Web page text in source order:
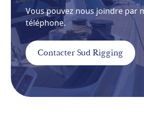
Vous pouvez nous joindre par
téléphone.
Contacter Sud Rigging